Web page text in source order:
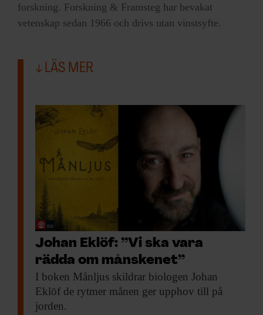
forskning. Forskning & Framsteg har bevakat
vetenskap sedan 1966 och drivs utan vinstsyfte.
LÄS MER
Johan Eklöf: ”Vi ska vara
rädda om månskenet”
I boken Månljus skildrar biologen Johan
Eklöf de rytmer månen ger upphov till på
jorden.